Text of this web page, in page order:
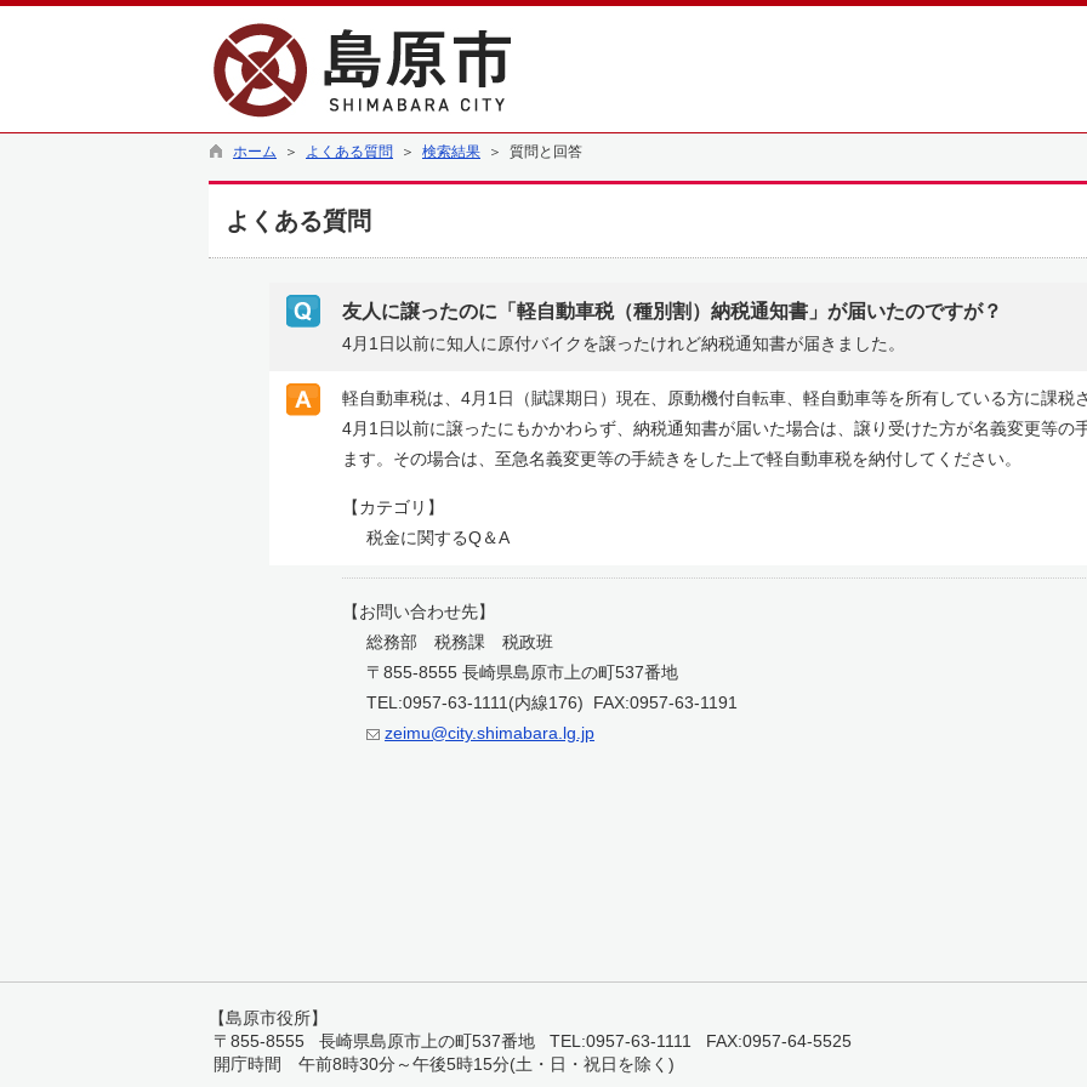
ホーム ＞ よくある質問 ＞ 検索結果 ＞ 質問と回答
よくある質問
友人に譲ったのに「軽自動車税（種別割）納税通知書」が届いたのですが？
4月1日以前に知人に原付バイクを譲ったけれど納税通知書が届きました。
軽自動車税は、4月1日（賦課期日）現在、原動機付自転車、軽自動車等を所有している方に課税
4月1日以前に譲ったにもかかわらず、納税通知書が届いた場合は、譲り受けた方が名義変更等の
ます。その場合は、至急名義変更等の手続きをした上で軽自動車税を納付してください。
【カテゴリ】
税金に関するQ＆A
【お問い合わせ先】
総務部 税務課 税政班
〒855-8555 長崎県島原市上の町537番地
TEL:0957-63-1111(内線176) FAX:0957-63-1191
zeimu@city.shimabara.lg.jp
【島原市役所】
〒855-8555 長崎県島原市上の町537番地 TEL:0957-63-1111 FAX:0957-64-5525
開庁時間 午前8時30分～午後5時15分(土・日・祝日を除く)